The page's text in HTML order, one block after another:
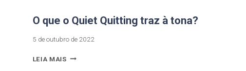
O que o Quiet Quitting traz à tona?
5 de outubro de 2022
LEIA MAIS